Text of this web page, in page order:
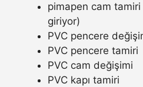
pimapen cam
giriyor)
PVC pencere
PVC pencere tamiri
PVC cam değişimi
PVC kapı tamiri